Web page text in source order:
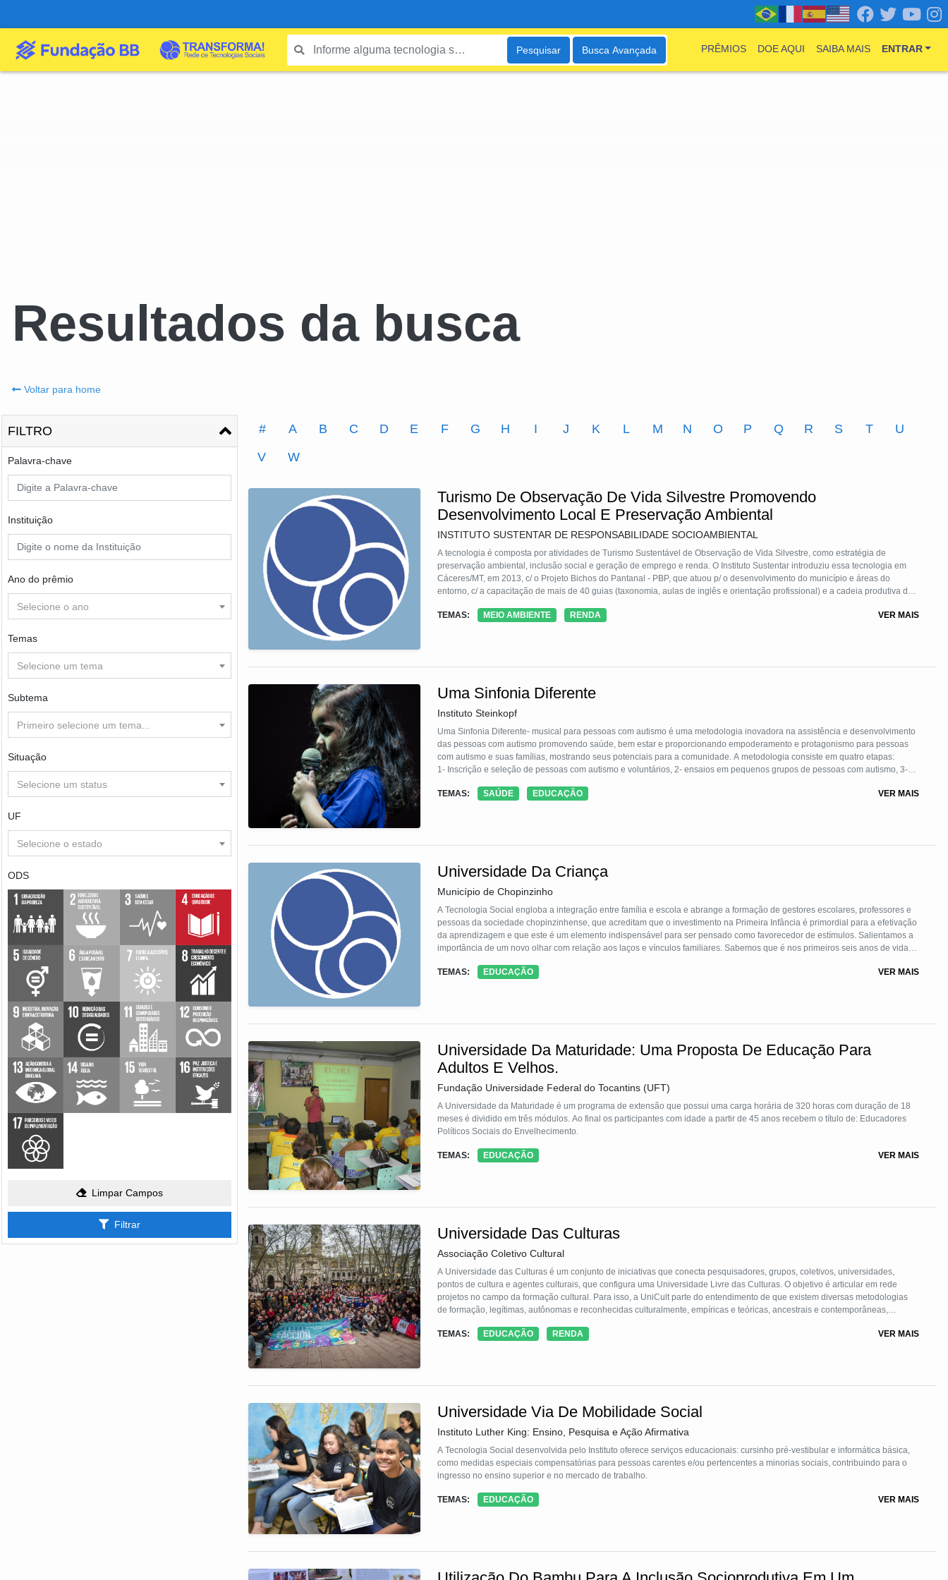
Pesquisar Busca Avançada PRÊMIOS DOE AQUI SAIBA MAIS ENTRAR
Resultados da busca
Voltar para home
FILTRO
Palavra-chave
Instituição
Ano do prêmio
Selecione o ano
Temas
Selecione um tema
Subtema
Primeiro selecione um tema...
Situação
Selecione um status
UF
Selecione o estado
ODS
Limpar Campos
Filtrar
# A B C D E F G H I J K L M N O P Q R S T
U
V
W
Turismo De Observação De Vida Silvestre Promovendo
Desenvolvimento Local E Preservação Ambiental
INSTITUTO SUSTENTAR DE RESPONSABILIDADE SOCIOAMBIENTAL
A tecnologia é composta por atividades de Turismo Sustentável de Observação de Vida Silvestre, como estratégia de
preservação ambiental, inclusão social e geração de emprego e renda. O Instituto Sustentar introduziu essa tecnologia em
Cáceres/MT, em 2013, c/ o Projeto Bichos do Pantanal - PBP, que atuou p/ o desenvolvimento do município e áreas do
entorno, c/ a capacitação de mais de 40 guias (taxonomia, aulas de inglês e orientação profissional) e a cadeia produtiva do
promoveu intercâmbios de conhecimentos e práticas e capacitação p/ atendimento turistas internacionais e nacio
TEMAS: MEIO AMBIENTE RENDA VER MAIS
Uma Sinfonia Diferente
Instituto Steinkopf
Uma Sinfonia Diferente- musical para pessoas com autismo é uma metodologia inovadora na assistência e desenvolvimento
das pessoas com autismo promovendo saúde, bem estar e proporcionando empoderamento e protagonismo para pessoas
com autismo e suas famílias, mostrando seus potenciais para a comunidade. A metodologia consiste em quatro etapas:
1- Inscrição e seleção de pessoas com autismo e voluntários, 2- ensaios em pequenos grupos de pessoas com autismo, 3-
autismo durante o processo. O objetivo é promover um espaço de protagonismo para pessoas com autismo
TEMAS: SAÚDE EDUCAÇÃO VER MAIS
Universidade Da Criança
Município de Chopinzinho
A Tecnologia Social engloba a integração entre família e escola e abrange a formação de gestores escolares, professores e
pessoas da sociedade chopinzinhense, que acreditam que o investimento na Primeira Infância é primordial para a efetivação
da aprendizagem e que este é um elemento indispensável para ser pensado como favorecedor de estímulos. Salientamos a
importância de um novo olhar com relação aos laços e vínculos familiares. Sabemos que é nos primeiros seis anos de vida
educação, participação e segurança a criança receber melhor será o seu desenvolvimento.
TEMAS: EDUCAÇÃO VER MAIS
Universidade Da Maturidade: Uma Proposta De Educação Para
Adultos E Velhos.
Fundação Universidade Federal do Tocantins (UFT)
A Universidade da Maturidade é um programa de extensão que possui uma carga horária de 320 horas com duração de 18
meses é dividido em três módulos. Ao final os participantes com idade a partir de 45 anos recebem o título de: Educadores
Políticos Sociais do Envelhecimento.
TEMAS: EDUCAÇÃO VER MAIS
Universidade Das Culturas
Associação Coletivo Cultural
A Universidade das Culturas é um conjunto de iniciativas que conecta pesquisadores, grupos, coletivos, universidades,
pontos de cultura e agentes culturais, que configura uma Universidade Livre das Culturas. O objetivo é articular em rede
projetos no campo da formação cultural. Para isso, a UniCult parte do entendimento de que existem diversas metodologias
de formação, legítimas, autônomas e reconhecidas culturalmente, empíricas e teóricas, ancestrais e contemporâneas,
conhecimento.
TEMAS: EDUCAÇÃO RENDA VER MAIS
Universidade Via De Mobilidade Social
Instituto Luther King: Ensino, Pesquisa e Ação Afirmativa
A Tecnologia Social desenvolvida pelo Instituto oferece serviços educacionais: cursinho pré-vestibular e informática básica,
como medidas especiais compensatórias para pessoas carentes e/ou pertencentes a minorias sociais, contribuindo para o
ingresso no ensino superior e no mercado de trabalho.
TEMAS: EDUCAÇÃO VER MAIS